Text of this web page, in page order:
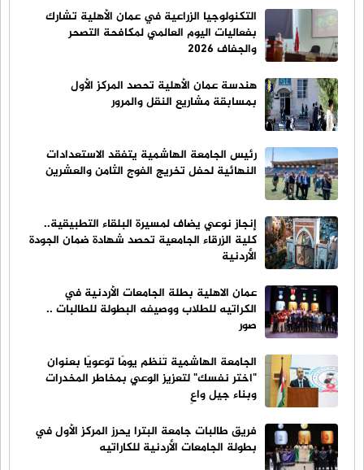
التكنولوجيا الزراعية في عمان الأهلية تشارك
بفعاليات اليوم العالمي لمكافحة التصحر
والجفاف 2026
هندسة عمان الأهلية تحصد المركز الأول
بمسابقة مشاريع النقل والمرور
رئيس الجامعة الهاشمية يتفقد الاستعدادات
النهائية لحفل تخريج الفوج الثامن والعشرين
إنجاز نوعي يضاف لمسيرة البلقاء التطبيقية..
كلية الزرقاء الجامعية تحصد شهادة ضمان الجودة
الأردنية
عمان الاهلية بطلة الجامعات الأردنية في
الكراتيه للطلاب ووصيفه البطولة للطالبات ..
صور
الجامعة الهاشمية تُنظم يومًا توعويًا بعنوان
"اختر نفسك" لتعزيز الوعي بمخاطر المخدرات
وبناء جيل واعٍ
فريق طالبات جامعة البترا يحرز المركز الأول في
بطولة الجامعات الأردنية للكاراتيه